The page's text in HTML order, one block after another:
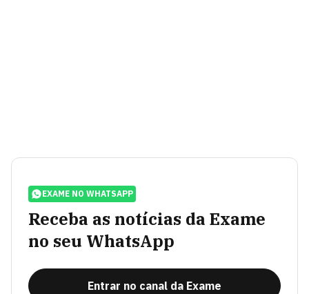
EXAME NO WHATSAPP
Receba as notícias da Exame
no seu WhatsApp
Entrar no canal da Exame